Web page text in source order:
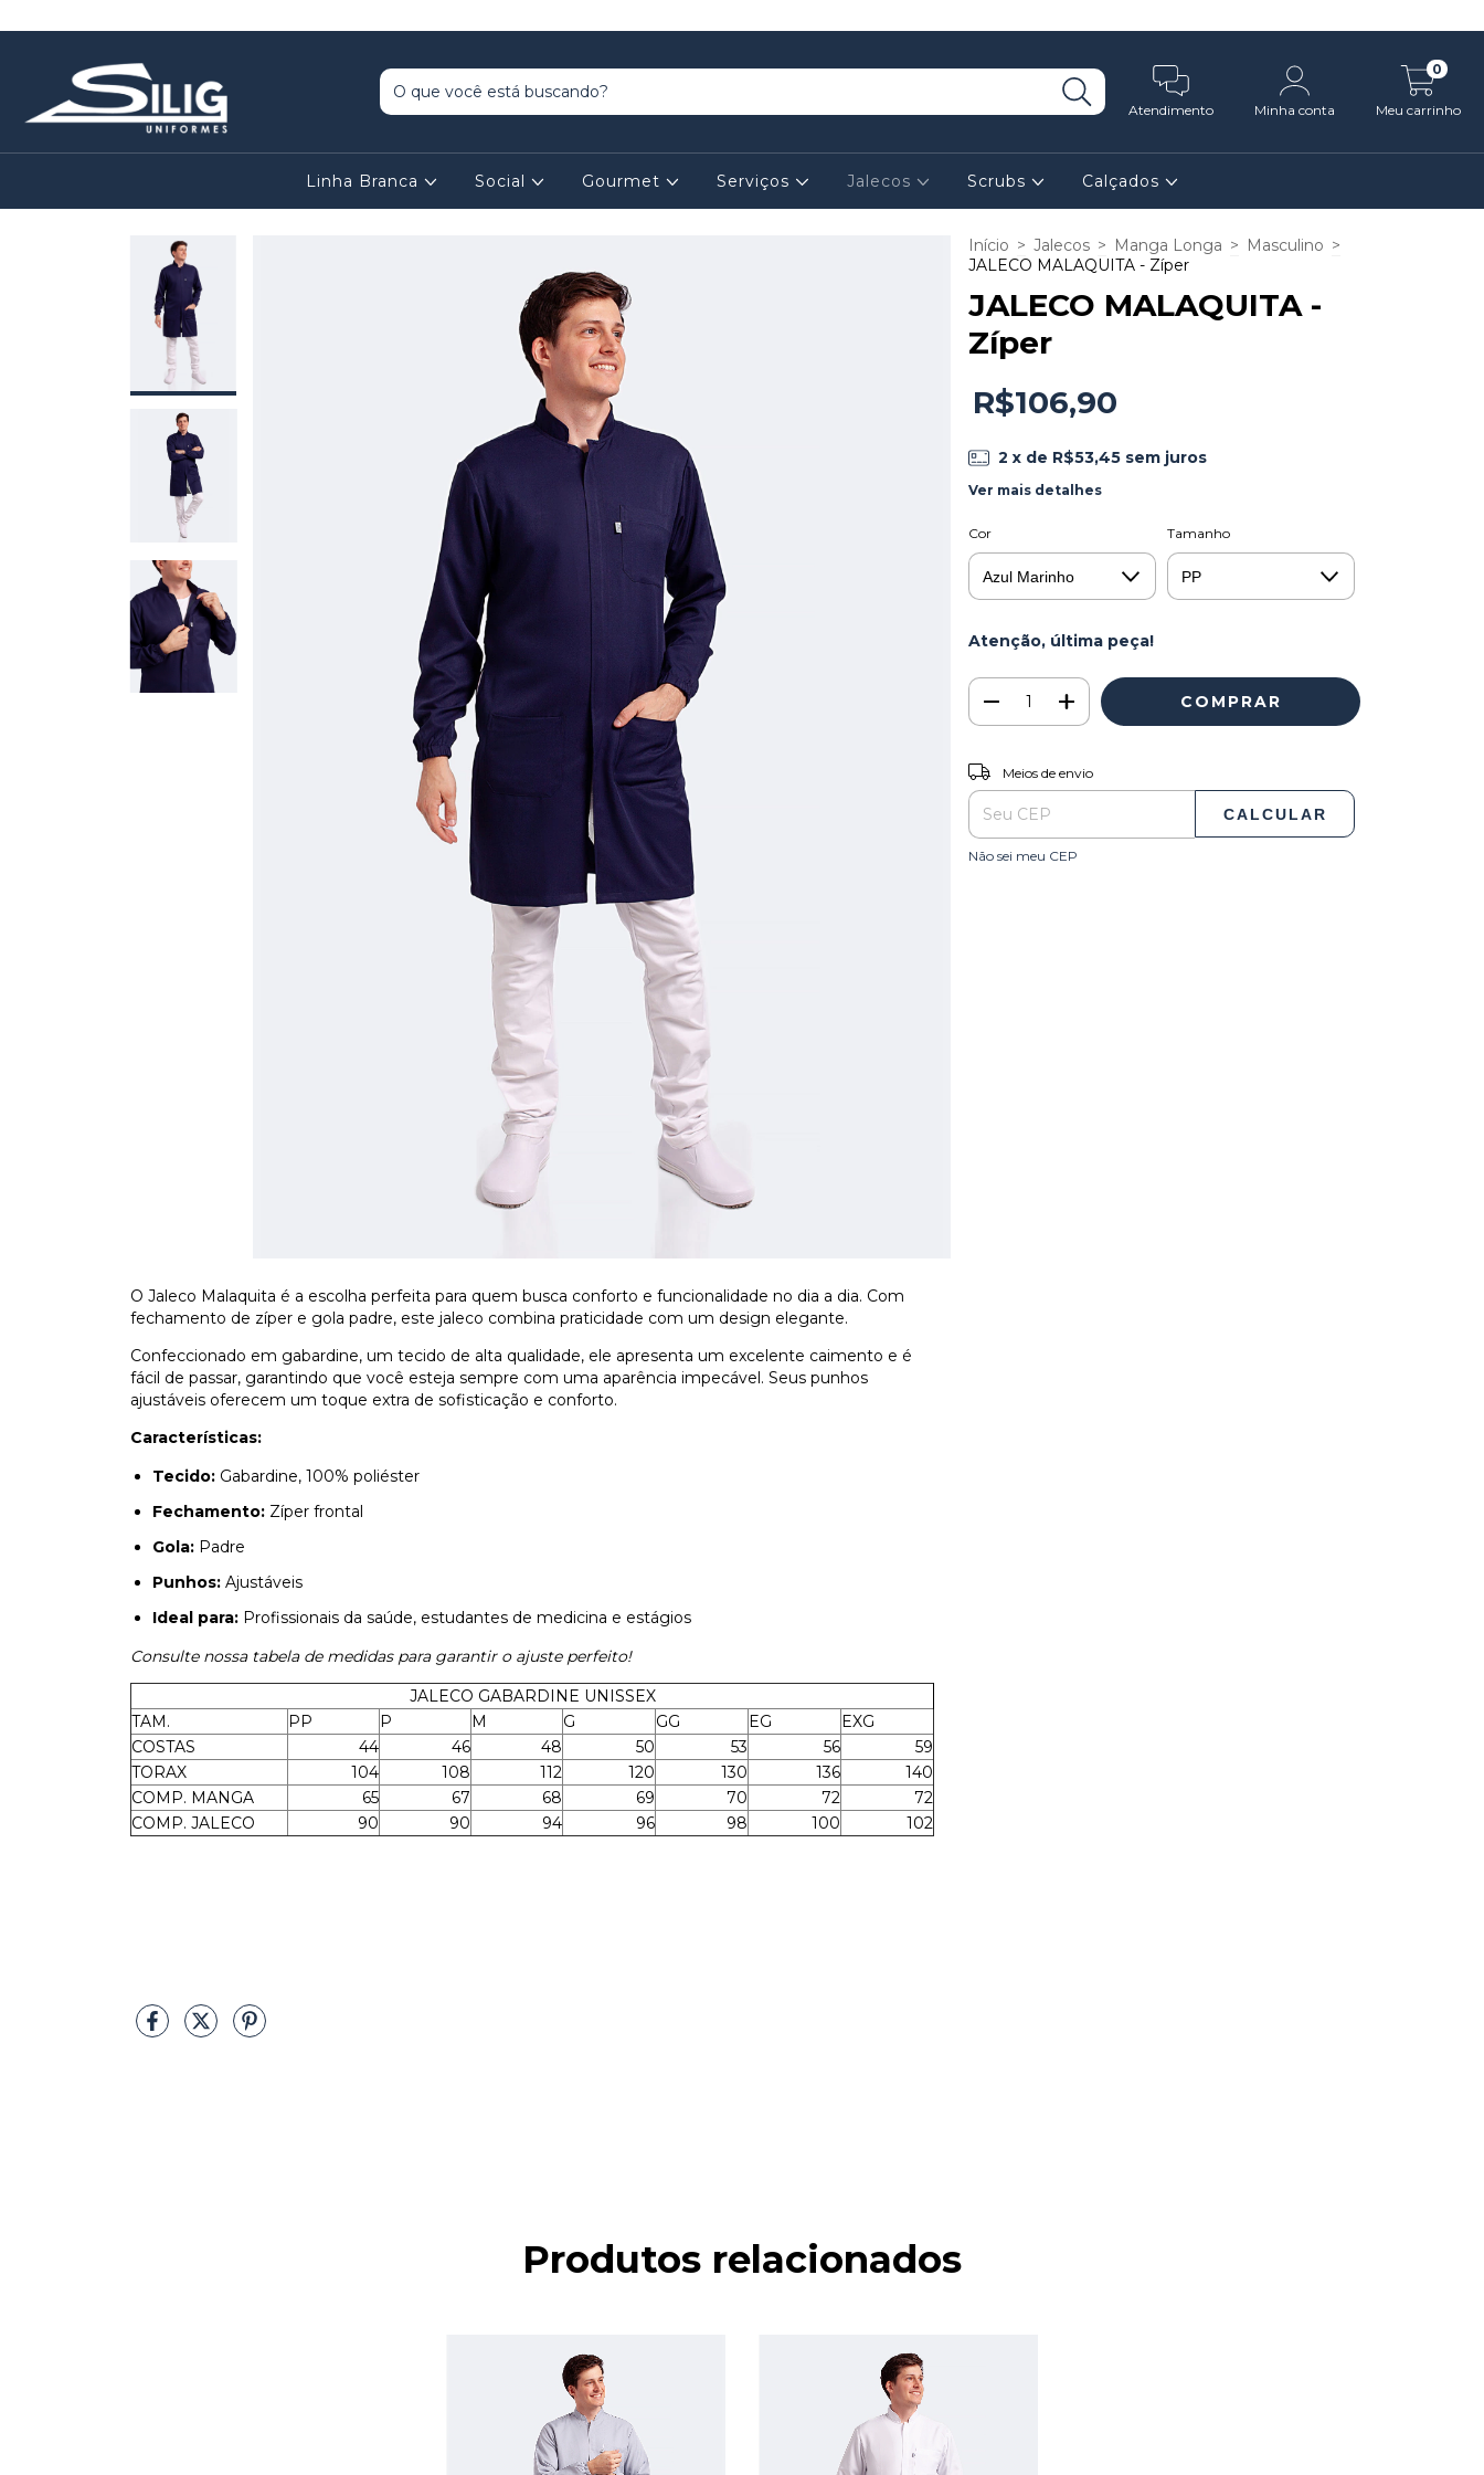
Atendimento Minha conta Meu carrinho
0
Linha Branca Social Gourmet Serviços Jalecos Scrubs Calçados
O Jaleco Malaquita é a escolha perfeita para quem busca conforto e funcionalidade no dia a dia. Com
fechamento de zíper e gola padre, este jaleco combina praticidade com um design elegante.
Confeccionado em gabardine, um tecido de alta qualidade, ele apresenta um excelente caimento e é
fácil de passar, garantindo que você esteja sempre com uma aparência impecável. Seus punhos
ajustáveis oferecem um toque extra de sofisticação e conforto.
Características:
Tecido: Gabardine, 100% poliéster
Fechamento: Zíper frontal
Gola: Padre
Punhos: Ajustáveis
Ideal para: Profissionais da saúde, estudantes de medicina e estágios
Consulte nossa tabela de medidas para garantir o ajuste perfeito!
JALECO GABARDINE UNISSEX
TAM.
PP P M G GG EG
EXG
COSTAS
44 46 48 50 53 56
59
TORAX
104 108 112 120 130 136
140
COMP. MANGA
65 67 68 69 70 72
72
COMP. JALECO
90 90 94 96 98 100 102
Início > Jalecos > Manga Longa > Masculino >
JALECO MALAQUITA - Zíper
JALECO MALAQUITA -
Zíper
R$106,90
2 x de R$53,45 sem juros
Ver mais detalhes
Cor Tamanho
Atenção, última peça!
Entregas para o CEP:
Meios de envio
CALCULAR
Não sei meu CEP
Produtos relacionados